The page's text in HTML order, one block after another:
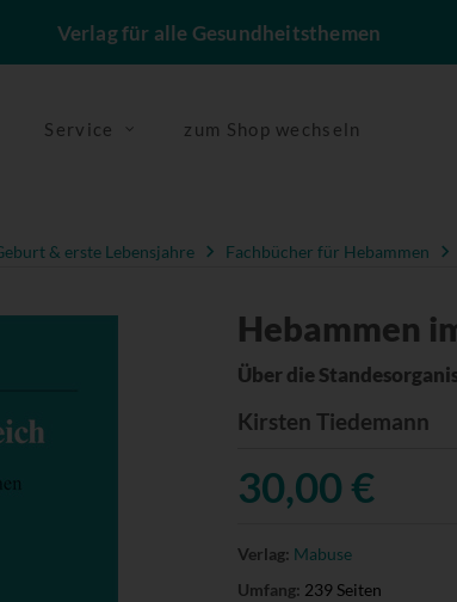
Verlag für alle Gesundheitsthemen
Service zum Shop wechseln
& erste Lebensjahre Fachbücher für Hebammen
Hebammen
Über die
Kirsten Tiedemann
30,00 €
Verlag: Mabuse
Umfang: 239 Seiten